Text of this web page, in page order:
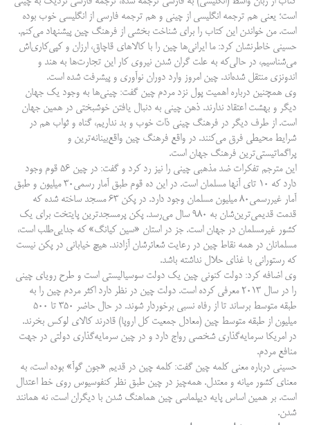
است؛ یعنی هم ترجمه انگلیسی از چینی و هم ترجمه فارسی از انگلیسی خوب بوده
است. من خواندن این کتاب را برای شناخت بخشی از فرهنگ چین پیشنهاد می‌کنم.
حسینی خاطرنشان کرد: ما ایرانی‌ها چین را با کالاهای قاچاق، ارزان و کپی‌کاری‌اش
می‌شناسیم، در حالی‌که به علت گران شدن نیروی کار این تجارت‌ها به هند و
اندونزی منتقل شده‌اند. چین امروز وارد دوران نوآوری و پیشرفت شده است.
وی همچنین درباره اهمیت پول نزد مردم چین گفت: چینی‌ها به وجود یک جهان
دیگر و بهشت اعتقاد ندارند. ذهن چینی به دنبال یافتن خوشبختی در همین جهان
است. از طرف دیگر در فرهنگ چینی ذات خوب و بد نداریم، گناه و ثواب هم در
شرایط محیطی فرق می‌کنند. در واقع فرهنگ چین واقع‌بینانه‌ترین و
پراگماتیستی‌ترین فرهنگ جهان است.
این مترجم تفکرات ضد مذهبی چینی را نیز رد کرد و گفت: در چین ۵۶ قوم وجود
دارد که ۱۰ تای آنها مسلمان است. در این ده قوم طبق آمار رسمی‌۳۰ میلیون و طبق
آمار غیررسمی‌۸۰ میلیون مسلمان وجود دارد. در پکن ۶۳ مسجد ساخته شده که
قدمت قدیمی‌ترین‌شان به ۹۸۰ سال می‌رسد. پکن پرمسجدترین پایتخت برای یک
کشور غیرمسلمان در جهان است. جز در استان «سین کیانگ» که جدایی‌طلب است،
مسلمانان در همه نقاط چین در رعایت شعائرشان آزادند. هیچ خیابانی در پکن نیست
که رستورانی با غذای حلال نداشته باشد.
وی اضافه کرد: دولت کنونی چین یک دولت سوسیالیستی است و طرح رویای چینی
را در سال ۲۰۱۳ معرفی کرده است. دولت چین در نظر دارد اکثر مردم چین را به
طبقه متوسط برساند تا از رفاه نسبی برخوردار شوند. در حال حاضر ۳۵۰ تا ۵۰۰
میلیون از طبقه متوسط چین (معادل جمعیت کل اروپا) قادرند کالای لوکس بخرند.
در امریکا سرمایه‌گذاری شخصی رواج دارد و در چین سرمایه‌گذاری دولتی در جهت
منافع مردم.
حسینی درباره معنی کلمه چین گفت: کلمه چین در قدیم «جون گوآ» بوده است، به
معنای کشور میانه و معتدل. همه‌چیز در چین طبق نظر کنفوسیوس روی خط اعتدال
است. بر همین اساس پایه دیپلماسی چین هماهنگ شدن با دیگران است، نه همانند
شدن.